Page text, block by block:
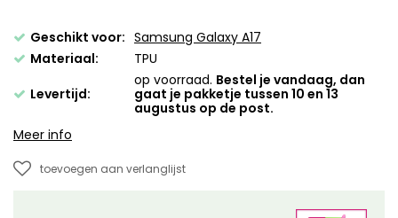
Geschikt voor: Samsung Galaxy A17
Materiaal:
TPU
Levertijd:
op voorraad. Bestel je vandaag, dan
gaat je pakketje tussen 10 en 13
augustus op de post.
Meer info
toevoegen aan verlanglijst